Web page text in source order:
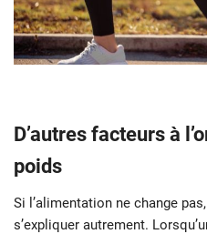
D’autres facteurs à
poids
Si l’alimentation ne change pas,
s’expliquer autrement.